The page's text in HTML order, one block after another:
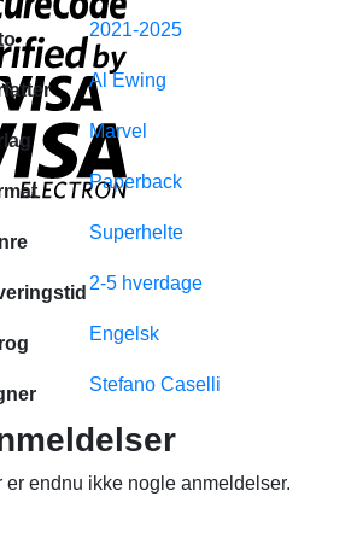
2021-2025
Al Ewing
Marvel
Paperback
Superhelte
2-5 hverdage
Engelsk
Stefano Caselli
er endnu ikke nogle anmeldelser.